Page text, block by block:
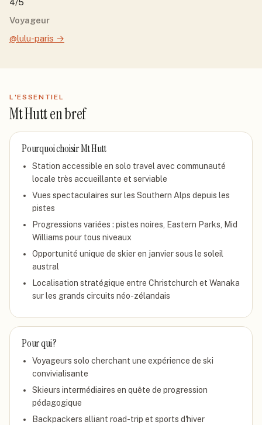
4/5
Voyageur
@lulu-paris →
L'ESSENTIEL
Mt Hutten bref
Pourquoi choisirMt Hutt
Station accessible en solo travel avec communauté
locale très accueillante et serviable
Vues spectaculaires sur les Southern Alps depuis les
pistes
Progressions variées : pistes noires, Eastern Parks, Mid
Williams pour tous niveaux
Opportunité unique de skier en janvier sous le soleil
austral
Localisation stratégique entre Christchurch et Wanaka
sur les grands circuits néo-zélandais
Pour qui ?
Voyageurs solo cherchant une expérience de ski
convivialisante
Skieurs intermédiaires en quête de progression
pédagogique
Backpackers alliant road-trip et sports d'hiver